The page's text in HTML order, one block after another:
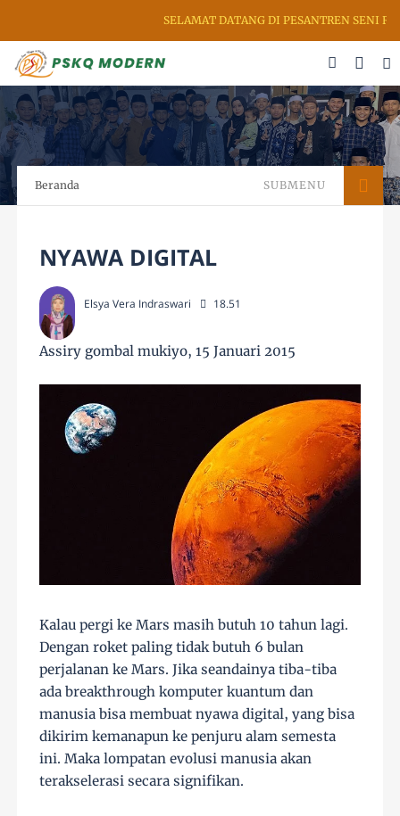
SELAMAT DATANG DI PESANTREN SENI
Beranda SUBMENU
NYAWA DIGITAL
Elsya Vera Indraswari 18.51
Assiry gombal mukiyo, 15 Januari 2015
Kalau pergi ke Mars masih butuh 10 tahun lagi.
Dengan roket paling tidak butuh 6 bulan
perjalanan ke Mars. Jika seandainya tiba-tiba
ada breakthrough komputer kuantum dan
manusia bisa membuat nyawa digital, yang bisa
dikirim kemanapun ke penjuru alam semesta
ini. Maka lompatan evolusi manusia akan
terakselerasi secara signifikan.